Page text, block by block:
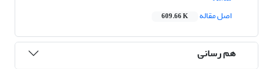
اصل مقاله
609.66 K
هم رسانی